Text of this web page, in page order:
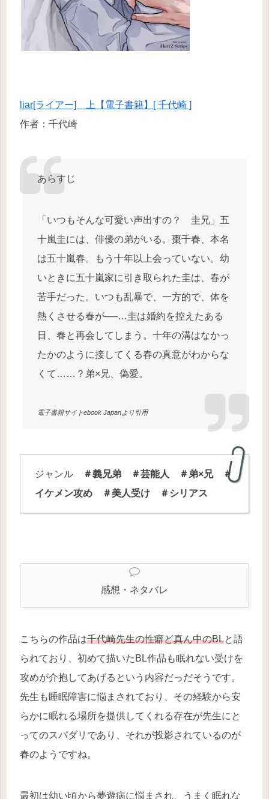
liar[ライアー] 上【電子書籍】[ 千代崎 ]
作者：千代崎
あらすじ
「いつもそんな可愛い声出すの？ 圭兄」五
十嵐圭には、俳優の弟がいる。棗千春、本名
は五十嵐春。もう十年以上会っていない。幼
いときに五十嵐家に引き取られた圭は、春が
苦手だった。いつも乱暴で、一方的で、体を
熱くさせる春が──…圭は婚約を控えたある
日、春と再会してしまう。十年の溝はなかっ
たかのように接してくる春の真意がわからな
くて……？弟×兄、偽愛。
電子書籍サイトebook Japanより引用
ジャンル
＃義兄弟 ＃芸能人 ＃弟×兄 ＃
イケメン攻め ＃美人受け ＃シリアス
感想・ネタバレ
こちらの作品は千代崎先生の性癖ど真ん中のBLと語
られており、初めて描いたBL作品も眠れない受けを
攻めが介抱してあげるという内容だっだそうです。
先生も睡眠障害に悩まされており、その経験から安
らかに眠れる場所を提供してくれる存在が先生にと
ってのスパダリであり、それが投影されているのが
春のようですね。
最初は幼い頃から夢遊病に悩まされ、うまく眠れな